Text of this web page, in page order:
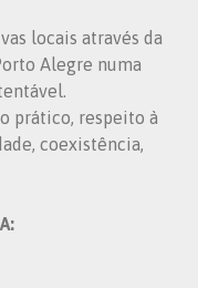
locais através da
Alegre numa
prático, respeito à
coexistência,